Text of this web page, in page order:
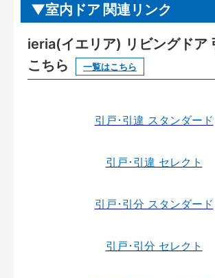
室内ドア 関連リンク
ieria(イエリア) リビングドア
こちら
一覧はこちら
引戸･引違 スタンダード
引戸･引違 セレクト
引戸･引分 スタンダード
引戸･引分 セレクト